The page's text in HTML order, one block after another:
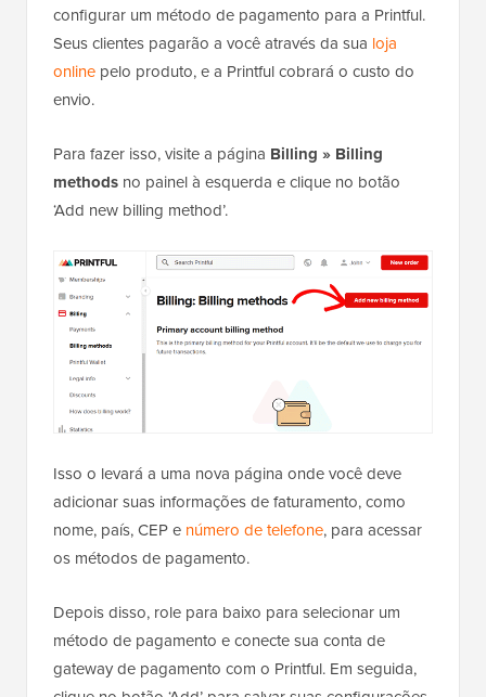
configurar um método de pagamento para a Printful.
Seus clientes pagarão a você através da sua loja
online pelo produto, e a Printful cobrará o custo do
envio.
Para fazer isso, visite a página Billing » Billing
methods no painel à esquerda e clique no botão
‘Add new billing method’.
Isso o levará a uma nova página onde você deve
adicionar suas informações de faturamento, como
nome, país, CEP e número de telefone, para acessar
os métodos de pagamento.
Depois disso, role para baixo para selecionar um
método de pagamento e conecte sua conta de
gateway de pagamento com o Printful. Em seguida,